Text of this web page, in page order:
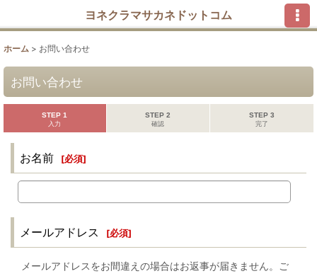
ヨネクラマサカネドットコム
ホーム > お問い合わせ
お問い合わせ
STEP 1
入力
STEP 2
確認
STEP 3
完了
お名前 [必須]
メールアドレス [必須]
メールアドレスをお間違えの場合はお返事が届きません。ご